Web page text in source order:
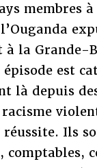
membres
à la Grande-
est
là depuis
Ils